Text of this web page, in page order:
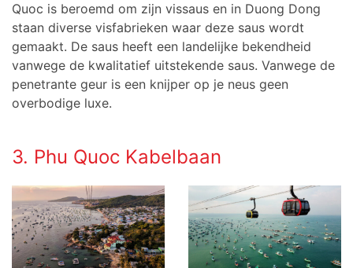
Quoc is beroemd om zijn vissaus en in Duong Dong
staan diverse visfabrieken waar deze saus wordt
gemaakt. De saus heeft een landelijke bekendheid
vanwege de kwalitatief uitstekende saus. Vanwege de
penetrante geur is een knijper op je neus geen
overbodige luxe.
3. Phu Quoc Kabelbaan